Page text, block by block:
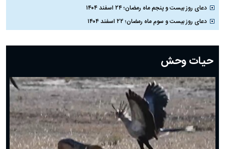
دعای روز بیست و پنجم ماه رمضان؛ ۲۴ اسفند ۱۴۰۴
دعای روز بیست و سوم ماه رمضان؛ ۲۲ اسفند ۱۴۰۴
دعای روز بیستم ماه رمضان؛ ۱۹ اسفند ۱۴۰۴
دعای روز هشتم ماه مبارک رمضان؛ ۷ اسفند ماه ۱۴۰۴
دعای روز هفتم ماه رمضان؛ ۶ اسفند ۱۴۰۴
دعای روز ششم ماه رمضان؛ ۵ اسفند ۱۴۰۴
دعای روز پنجم ماه رمضان؛ ۴ اسفند ۱۴۰۴
دعای روز چهارم ماه مبارک رمضان؛ ۳ اسفند ۱۴۰۴
دعای روز سوم ماه مبارک رمضان؛ ۱۴ اسفند ۱۴۰۴
دعای روز دوم ماه مبارک رمضان ۱ اسفند ماه ۱۴۰۴
حیات وحش